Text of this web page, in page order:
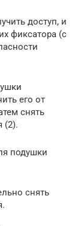
доступ, и
фиксатора (с
его от
снять
(2).
подушки
снять